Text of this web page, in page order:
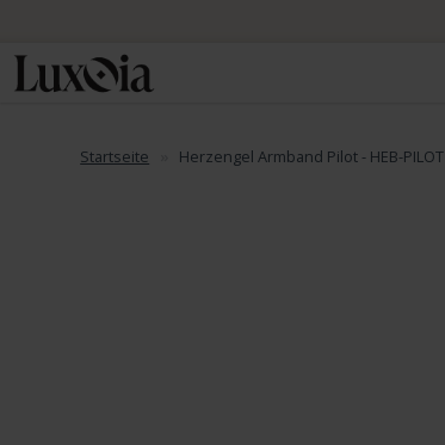
Startseite Herzengel Armband Pilot - HEB-PILOT